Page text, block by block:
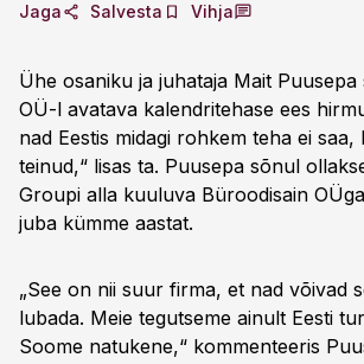
Jaga Salvesta Vihja
Ühe osaniku ja juhataja Mait
OÜ-l avatava kalendritehase ees
nad Eestis midagi rohkem teha ei saa,
teinud,“ lisas ta. Puusepa sõnul
Groupi alla kuuluva Büroodisain
juba kümme aastat.
„See on nii suur firma, et nad võivad
lubada. Meie tegutseme ainult Eesti
Soome natukene,“ kommenteeris